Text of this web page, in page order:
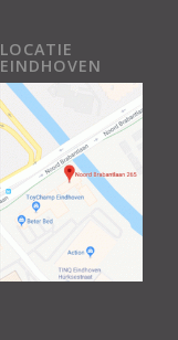
LOCATIE
EINDHOVEN